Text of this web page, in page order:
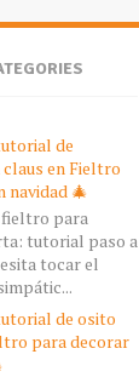
de
en Fieltro
navidad 🎄
fieltro para
tutorial paso a
tocar el
de osito
para decorar